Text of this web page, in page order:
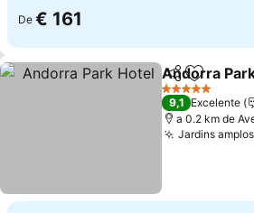
De € 161
Partilhar
Andorra
5 Estrelas
9,1 Excelente
a 0.2 km de
Jardins